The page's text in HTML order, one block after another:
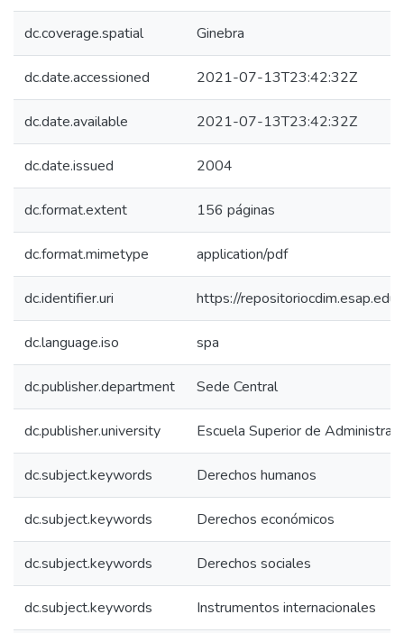
dc.coverage.spatial Ginebra
dc.date.accessioned 2021-07-13T23:42:32Z
dc.date.available 2021-07-13T23:42:32Z
dc.date.issued 2004
dc.format.extent 156 páginas
dc.format.mimetype application/pdf
dc.identifier.uri https://
dc.language.iso spa
dc.publisher.department Sede Central
dc.publisher.university Escuela Superior de
dc.subject.keywords Derechos humanos
dc.subject.keywords Derechos económicos
dc.subject.keywords Derechos sociales
dc.subject.keywords Instrumentos internacionales